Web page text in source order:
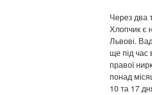
Через два
Хлопчик є
Львові.
ще під час
правої
понад
10 та 17